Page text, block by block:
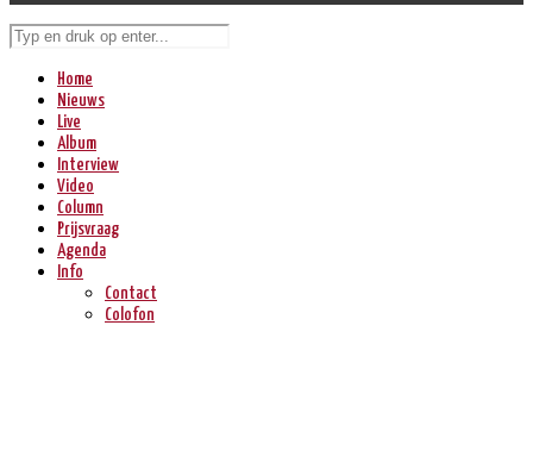
Home
Nieuws
Live
Album
Interview
Video
Column
Prijsvraag
Agenda
Info
Contact
Colofon